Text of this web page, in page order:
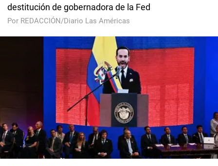
destitución de gobernadora de la Fed
Por REDACCIÓN/Diario Las Américas